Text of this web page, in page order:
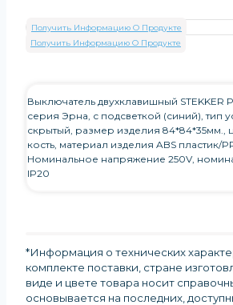
Получить Информацию О Продукте
Получить Информацию О Продукте
Выключатель двухклавишный STEKKER
серия Эрна, с подсветкой (синий), тип
скрытый, размер изделия 84*84*35мм.,
кость, материал изделия ABS пластик/
Номинальное напряжение 250V,
IP20
*Информация о технических
комплекте поставки, стране
виде и цвете товара носит
основывается на последних,